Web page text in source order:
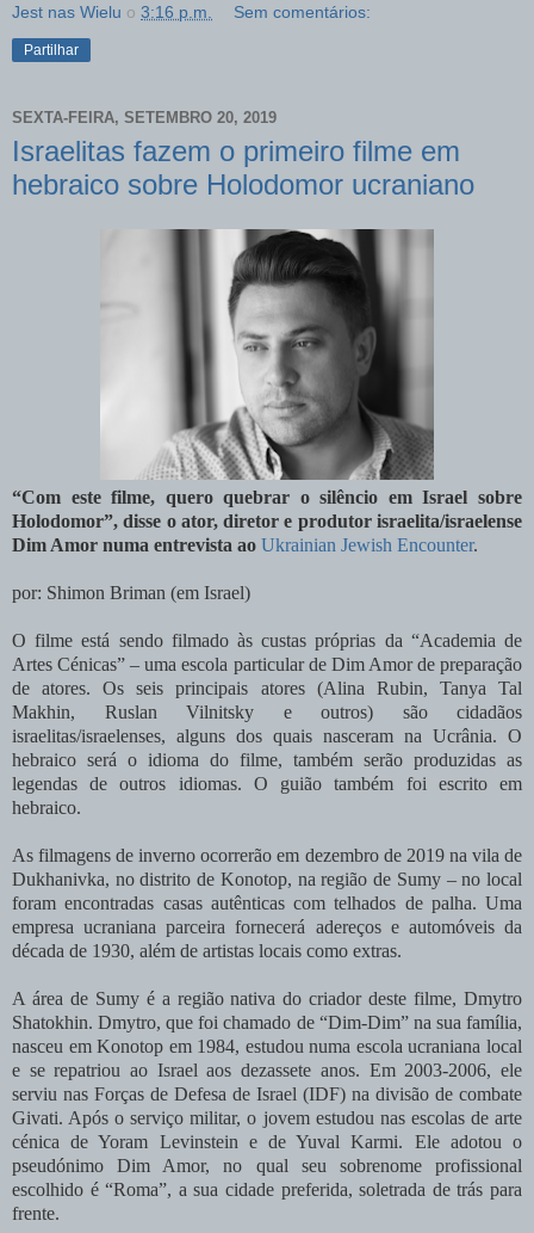
Jest nas Wielu о 3:16 p.m. Sem comentários:
Partilhar
SEXTA-FEIRA, SETEMBRO 20, 2019
Israelitas fazem o primeiro filme em
hebraico sobre Holodomor ucraniano
“Com este filme, quero quebrar o silêncio em Israel sobre
Holodomor”, disse o ator, diretor e produtor israelita/israelense
Dim Amor numa entrevista ao Ukrainian Jewish Encounter.
por: Shimon Briman (em Israel)
O filme está sendo filmado às custas próprias da “Academia de
Artes Cénicas” – uma escola particular de Dim Amor de preparação
de atores. Os seis principais atores (Alina Rubin, Tanya Tal
Makhin, Ruslan Vilnitsky e outros) são cidadãos
israelitas/israelenses, alguns dos quais nasceram na Ucrânia. O
hebraico será o idioma do filme, também serão produzidas as
legendas de outros idiomas. O guião também foi escrito em
hebraico.
As filmagens de inverno ocorrerão em dezembro de 2019 na vila de
Dukhanivka, no distrito de Konotop, na região de Sumy – no local
foram encontradas casas autênticas com telhados de palha. Uma
empresa ucraniana parceira fornecerá adereços e automóveis da
década de 1930, além de artistas locais como extras.
A área de Sumy é a região nativa do criador deste filme, Dmytro
Shatokhin. Dmytro, que foi chamado de “Dim-Dim” na sua família,
nasceu em Konotop em 1984, estudou numa escola ucraniana local
e se repatriou ao Israel aos dezassete anos. Em 2003-2006, ele
serviu nas Forças de Defesa de Israel (IDF) na divisão de combate
Givati. Após o serviço militar, o jovem estudou nas escolas de arte
cénica de Yoram Levinstein e de Yuval Karmi. Ele adotou o
pseudónimo Dim Amor, no qual seu sobrenome profissional
escolhido é “Roma”, a sua cidade preferida, soletrada de trás para
frente.